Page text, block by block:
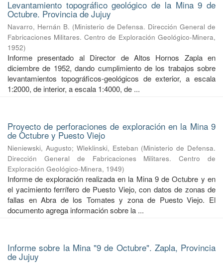
Levantamiento topográfico geológico de la Mina 9 de
Octubre. Provincia de Jujuy
Navarro, Hernán B. (Ministerio de Defensa. Dirección General de
Fabricaciones Militares. Centro de Exploración Geológico-Minera,
1952)
Informe presentado al Director de Altos Hornos Zapla en
diciembre de 1952, dando cumplimiento de los trabajos sobre
levantamientos topográficos-geológicos de exterior, a escala
1:2000, de interior, a escala 1:4000, de ...
Proyecto de perforaciones de exploración en la Mina 9
de Octubre y Puesto Viejo
Nieniewski, Augusto; Wleklinski, Esteban (Ministerio de Defensa.
Dirección General de Fabricaciones Militares. Centro de
Exploración Geológico-Minera, 1949)
Informe de exploración realizada en la Mina 9 de Octubre y en
el yacimiento ferrífero de Puesto Viejo, con datos de zonas de
fallas en Abra de los Tomates y zona de Puesto Viejo. El
documento agrega información sobre la ...
Informe sobre la Mina "9 de Octubre". Zapla, Provincia
de Jujuy